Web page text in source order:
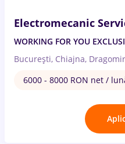
Electromecanic
WORKING FOR YOU
București, Chiajna,
6000 - 8000 RON net /